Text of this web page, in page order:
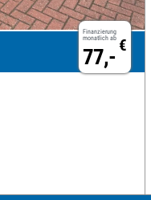
Finanzierung
monatlich ab €
77,-